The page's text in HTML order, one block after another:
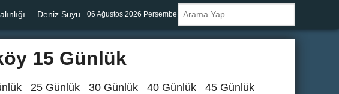
Deniz Suyu 06 Ağustos 2026 Perşembe
15 Günlük
25 Günlük 30 Günlük 40 Günlük
45 Günlük